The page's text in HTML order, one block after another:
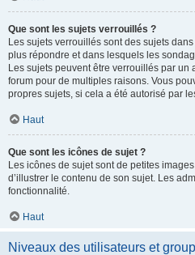
Que sont les sujets verrouillés ?
Les sujets verrouillés sont des sujets
plus répondre et dans lesquels les
Les sujets peuvent être verrouillés par
forum pour de multiples raisons. Vous
propres sujets, si cela a été autorisé par
Haut
Que sont les icônes de sujet ?
Les icônes de sujet sont de petites
d’illustrer le contenu de son sujet. Les
fonctionnalité.
Haut
Niveaux des utilisateurs et